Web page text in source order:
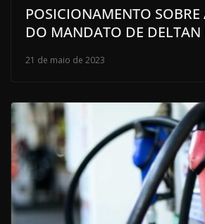
POSICIONAMENTO SOBRE
DO MANDATO DE
21 de maio de 2023